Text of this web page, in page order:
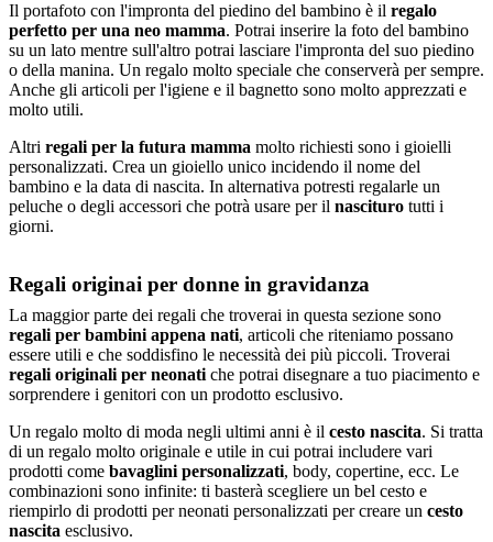
Il portafoto con l'impronta del piedino del bambino è il regalo
perfetto per una neo mamma. Potrai inserire la foto del bambino
su un lato mentre sull'altro potrai lasciare l'impronta del suo piedino
o della manina. Un regalo molto speciale che conserverà per sempre.
Anche gli articoli per l'igiene e il bagnetto sono molto apprezzati e
molto utili.
Altri regali per la futura mamma molto richiesti sono i gioielli
personalizzati. Crea un gioiello unico incidendo il nome del
bambino e la data di nascita. In alternativa potresti regalarle un
peluche o degli accessori che potrà usare per il nascituro tutti i
giorni.
Regali originai per donne in gravidanza
La maggior parte dei regali che troverai in questa sezione sono
regali per bambini appena nati, articoli che riteniamo possano
essere utili e che soddisfino le necessità dei più piccoli. Troverai
regali originali per neonati che potrai disegnare a tuo piacimento e
sorprendere i genitori con un prodotto esclusivo.
Un regalo molto di moda negli ultimi anni è il cesto nascita. Si tratta
di un regalo molto originale e utile in cui potrai includere vari
prodotti come bavaglini personalizzati, body, copertine, ecc. Le
combinazioni sono infinite: ti basterà scegliere un bel cesto e
riempirlo di prodotti per neonati personalizzati per creare un cesto
nascita esclusivo.